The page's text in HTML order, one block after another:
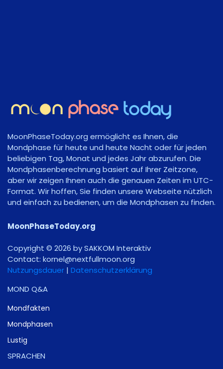
MoonPhaseToday.org ermöglicht es Ihnen, die
Mondphase für heute und heute Nacht oder für jeden
beliebigen Tag, Monat und jedes Jahr abzurufen. Die
Mondphasenberechnung basiert auf Ihrer Zeitzone,
aber wir zeigen Ihnen auch die genauen Zeiten im UTC-
Format. Wir hoffen, Sie finden unsere Webseite nützlich
und einfach zu bedienen, um die Mondphasen zu finden.
MoonPhaseToday.org
Copyright © 2026 by SAKKOM Interaktiv
Contact: gro.noomlluftxen@lenrok
Nutzungsdauer | Datenschutzerklärung
MOND Q&A
Mondfakten
Mondphasen
Lustig
SPRACHEN